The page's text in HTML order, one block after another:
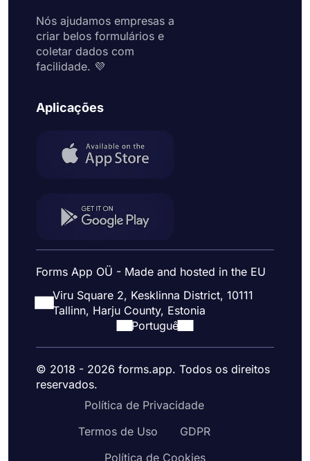
Nós ajudamos empresas a
criar belos formulários e
coletar dados com
facilidade. 💜
Aplicações
Forms App OÜ - Made and hosted in the EU
Viru Square 2, Kesklinna District, 10111
Tallinn, Harju County, Estonia
Portuguê
© 2018 - 2026 forms.app. Todos os direitos
reservados.
Política de Privacidade
Termos de Uso
GDPR
Política de Cookies